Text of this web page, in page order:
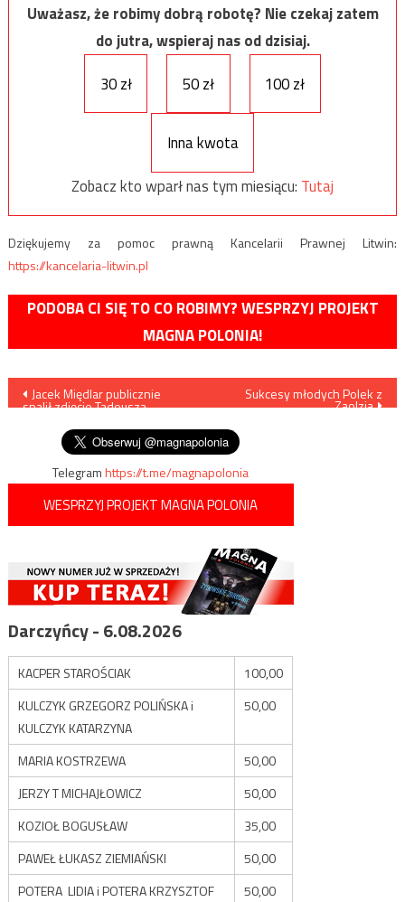
Uważasz, że robimy dobrą robotę? Nie czekaj zatem
do jutra, wspieraj nas od dzisiaj.
30 zł
50 zł 100 zł
Inna kwota
Zobacz kto wparł nas tym miesiącu: Tutaj
Dziękujemy za pomoc prawną Kancelarii Prawnej Litwin:
https://kancelaria-litwin.pl
PODOBA CI SIĘ TO CO ROBIMY? WESPRZYJ PROJEKT
MAGNA POLONIA!
Nawigacja
wpisu
Jacek Międlar publicznie
spalił zdjęcie Tadeusza
Sukcesy młodych Polek z
Zaolzia
Telegramhttps://t.me/magnapolonia
WESPRZYJ PROJEKT MAGNA POLONIA
Darczyńcy - 6.08.2026
KACPER STAROŚCIAK
100,00
KULCZYK GRZEGORZ POLIŃSKA i
KULCZYK KATARZYNA
50,00
MARIA KOSTRZEWA
50,00
JERZY T MICHAJŁOWICZ
50,00
KOZIOŁ BOGUSŁAW
35,00
PAWEŁ ŁUKASZ ZIEMIAŃSKI
50,00
POTERA LIDIA i POTERA KRZYSZTOF
50,00